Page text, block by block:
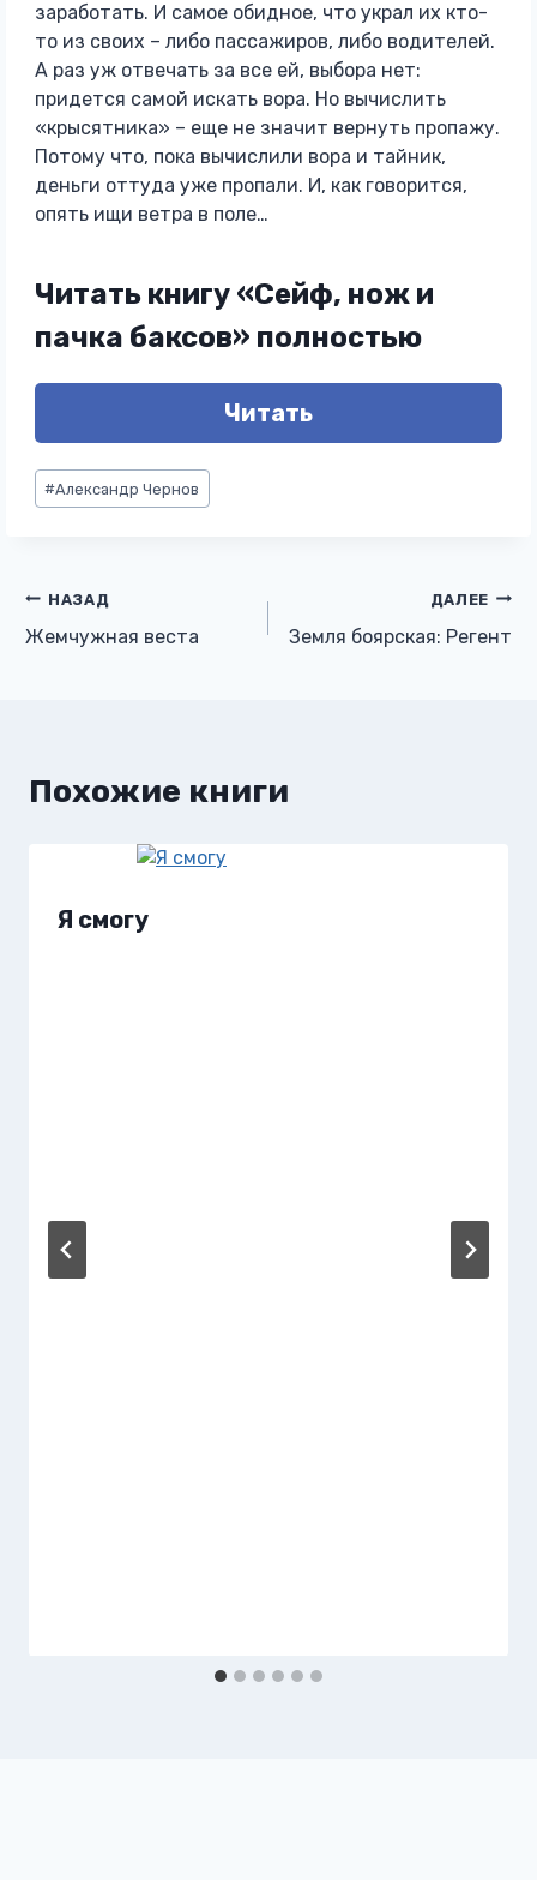
заработать. И самое обидное, что украл их кто-
то из своих – либо пассажиров, либо водителей.
А раз уж отвечать за все ей, выбора нет:
придется самой искать вора. Но вычислить
«крысятника» – еще не значит вернуть пропажу.
Потому что, пока вычислили вора и тайник,
деньги оттуда уже пропали. И, как говорится,
опять ищи ветра в поле…
Читать книгу «Сейф, нож и
пачка баксов» полностью
Читать
Метки
записи:
#Александр Чернов
Навигация
по
НАЗАД
Жемчужная веста
ДАЛЕЕ
Земля боярская: Регент
Похожие книги
Я смогу